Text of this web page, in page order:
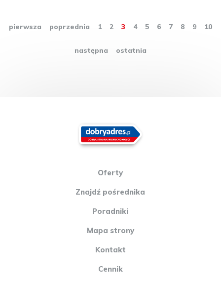
pierwsza poprzednia 1 2 3 4 5 6 7 8 9 10
następna ostatnia
Oferty
Znajdź pośrednika
Poradniki
Mapa strony
Kontakt
Cennik